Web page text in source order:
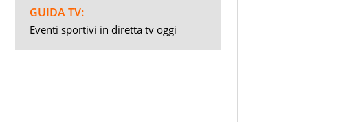
GUIDA TV:
Eventi sportivi in diretta tv oggi